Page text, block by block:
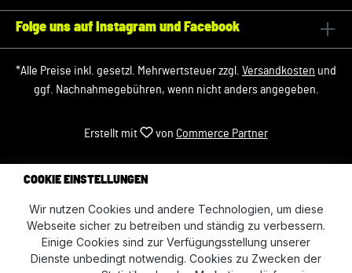
Folge uns auf Instagram und Facebook
*Alle Preise inkl. gesetzl. Mehrwertsteuer zzgl. Versandkosten und
ggf. Nachnahmegebühren, wenn nicht anders angegeben.
Erstellt mit von Commerce Partner
COOKIE EINSTELLUNGEN
Wir nutzen Cookies und andere Technologien, um diese
Webseite sicher zu betreiben und ständig zu verbessern.
Einige Cookies sind zur Verfügungsstellung unserer
Dienste unbedingt notwendig. Cookies zu Zwecken der